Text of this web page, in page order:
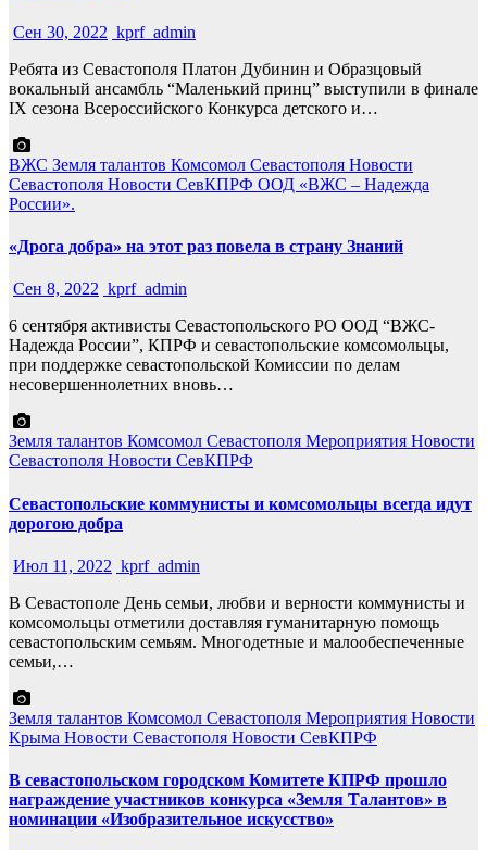
Сен 30, 2022 kprf_admin
Ребята из Севастополя Платон Дубинин и Образцовый
вокальный ансамбль “Маленький принц” выступили в финале
IX сезона Всероссийского Конкурса детского и…
ВЖС Земля талантов Комсомол Севастополя Новости
Севастополя Новости СевКПРФ ООД «ВЖС – Надежда
России».
«Дрога добра» на этот раз повела в страну Знаний
Сен 8, 2022 kprf_admin
6 сентября активисты Севастопольского РО ООД “ВЖС-
Надежда России”, КПРФ и севастопольские комсомольцы,
при поддержке севастопольской Комиссии по делам
несовершеннолетних вновь…
Земля талантов Комсомол Севастополя Мероприятия Новости
Севастополя Новости СевКПРФ
Севастопольские коммунисты и комсомольцы всегда идут
дорогою добра
Июл 11, 2022 kprf_admin
В Севастополе День семьи, любви и верности коммунисты и
комсомольцы отметили доставляя гуманитарную помощь
севастопольским семьям. Многодетные и малообеспеченные
семьи,…
Земля талантов Комсомол Севастополя Мероприятия Новости
Крыма Новости Севастополя Новости СевКПРФ
В севастопольском городском Комитете КПРФ прошло
награждение участников конкурса «Земля Талантов» в
номинации «Изобразительное искусство»